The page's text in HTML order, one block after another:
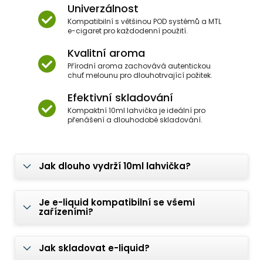
Univerzálnost
Kompatibilní s většinou POD systémů a MTL
e-cigaret pro každodenní použití.
Kvalitní aroma
Přírodní aroma zachovává autentickou
chuť melounu pro dlouhotrvající požitek.
Efektivní skladování
Kompaktní 10ml lahvička je ideální pro
přenášení a dlouhodobé skladování.
Jak dlouho vydrží 10ml lahvička?
Je e-liquid kompatibilní se všemi
zařízeními?
Jak skladovat e-liquid?